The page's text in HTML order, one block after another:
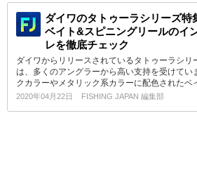
ダイワのタトゥーラシリーズ特
ベイト&スピニングリールのイ
レを徹底チェック
ダイワからリリースされているタトゥーラシリ
は、多くのアングラーから高い支持を受けてい
クカラーやメタリック系カラーに配色された
2020年04月22日 FISHING JAPAN 編集部